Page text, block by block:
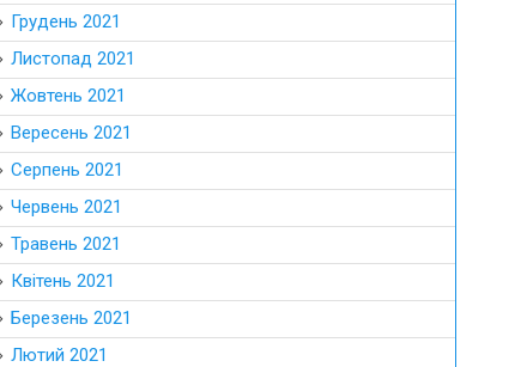
Грудень 2021
Листопад 2021
Жовтень 2021
Вересень 2021
Серпень 2021
Червень 2021
Травень 2021
Квітень 2021
Березень 2021
Лютий 2021